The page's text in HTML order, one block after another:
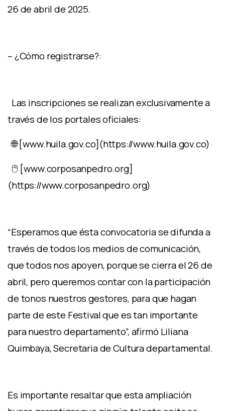
26 de abril de 2025.
– ¿Cómo registrarse?:
Las inscripciones se realizan exclusivamente a
través de los portales oficiales:
🌐 [www.huila.gov.co](https://www.huila.gov.co)
🖱️ [www.corposanpedro.org]
(https://www.corposanpedro.org)
“Esperamos que ésta convocatoria se difunda a
través de todos los medios de comunicación,
que todos nos apoyen, porque se cierra el 26 de
abril, pero queremos contar con la participación
de tonos nuestros gestores, para que hagan
parte de este Festival que es tan importante
para nuestro departamento”, afirmó Liliana
Quimbaya, Secretaria de Cultura departamental.
Es importante resaltar que esta ampliación